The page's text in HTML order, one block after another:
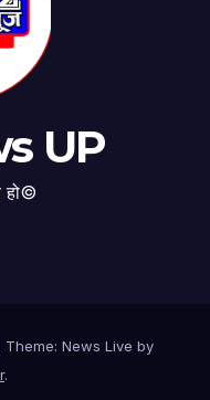
UP
हो©
Theme: News Live by
.